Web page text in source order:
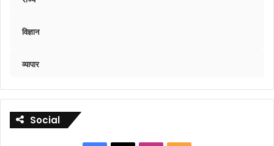
विज्ञान
व्यापार
Social